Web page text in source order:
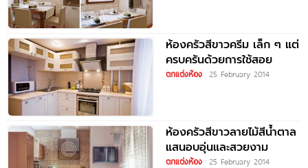
ห้องครัวสีขาวครีม เล็ก ๆ แต่
ครบครันด้วยการใช้สอย
ตกแต่งห้อง 25 February 2014
ห้องครัวสีขาวลายไม้สีน้ำตาล
แสนอบอุ่นและสวยงาม
ตกแต่งห้อง 25 February 2014